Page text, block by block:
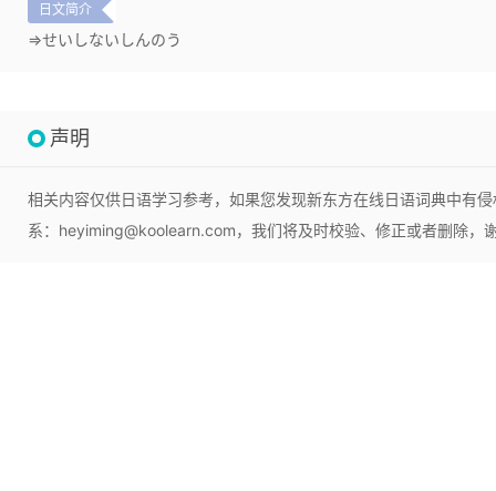
日文简介
⇒せいしないしんのう
声明
相关内容仅供日语学习参考，如果您发现新东方在线日语词典中有
系：heyiming@koolearn.com，我们将及时校验、修正或者删除，